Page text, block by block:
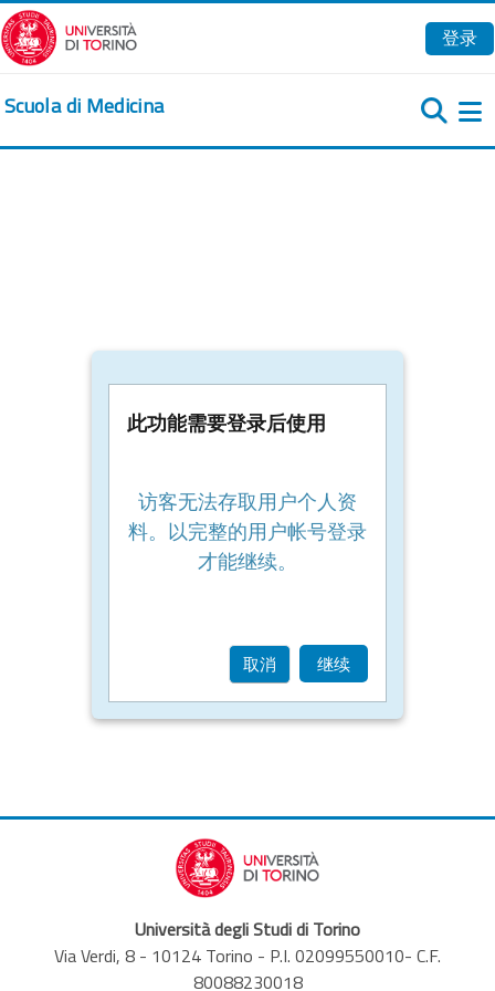
跳到主要内容
登录
Scuola di Medicina
此功能需要登录后使用
访客无法存取用户个人资
料。以完整的用户帐号登录
才能继续。
取消 继续
Università degli Studi di Torino
Via Verdi, 8 - 10124 Torino - P.I. 02099550010- C.F.
80088230018